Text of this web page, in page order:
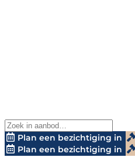
Plan een bezichtiging in
Plan een bezichtiging in